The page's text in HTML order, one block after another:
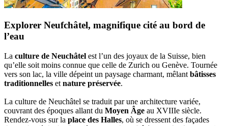
Explorer Neufchâtel, magnifique cité au bord de
l’eau
La culture de Neuchâtel est l’un des joyaux de la Suisse, bien
qu’elle soit moins connue que celle de Zurich ou Genève. Tournée
vers son lac, la ville dépeint un paysage charmant, mêlant bâtisses
traditionnelles et nature préservée.
La culture de Neuchâtel se traduit par une architecture variée,
couvrant des époques allant du Moyen Âge au XVIIIe siècle.
Rendez-vous sur la place des Halles, où se dressent des façades